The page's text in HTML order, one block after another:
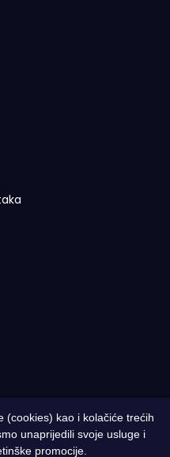
prava pridržana | Designed by
(cookies) kao i kolačiće trećih
unaprijedili svoje usluge i
promocije.